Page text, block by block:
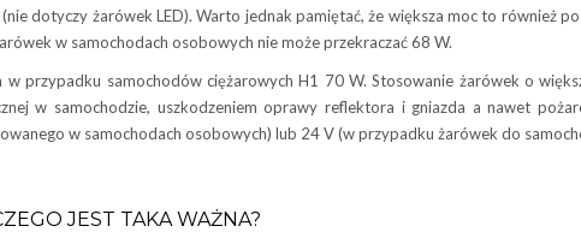
dotyczy żarówek LED). Warto jednak pamiętać, że większa moc to również
w samochodach osobowych nie może przekraczać 68 W.
przypadku samochodów ciężarowych H1 70 W. Stosowanie żarówek o
w samochodzie, uszkodzeniem oprawy reflektora i gniazda a nawet
w samochodach osobowych) lub 24 V (w przypadku żarówek do
JEST TAKA WAŻNA?